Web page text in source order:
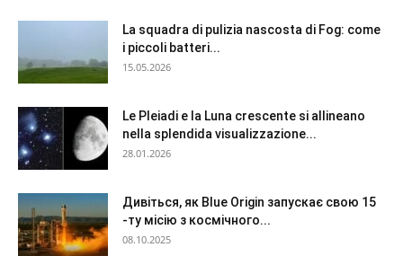
La squadra di pulizia nascosta di Fog: come
i piccoli batteri...
15.05.2026
Le Pleiadi e la Luna crescente si allineano
nella splendida visualizzazione...
28.01.2026
Дивіться, як Blue Origin запускає свою 15
-ту місію з космічного...
08.10.2025